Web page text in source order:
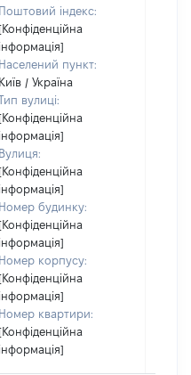
Поштовий індекс:
[Конфіденційна
інформація]
Населений пункт:
Київ / Україна
вулиці:
[Конфіденційна
інформація]
Вулиця:
[Конфіденційна
інформація]
Номер будинку:
[Конфіденційна
інформація]
Номер корпусу:
[Конфіденційна
інформація]
Номер квартири:
[Конфіденційна
інформація]